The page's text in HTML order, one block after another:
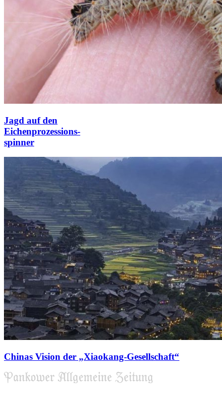
Jagd auf den
Eichenprozessions-
spinner
Chinas Vision der „Xiaokang-Gesellschaft“